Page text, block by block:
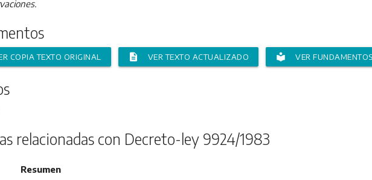
COPIA TEXTO ORIGINAL description VER TEXTO ACTUALIZADO local_library VER FUNDAMENTOS
relacionadas con Decreto-ley 9924/1983
Resumen